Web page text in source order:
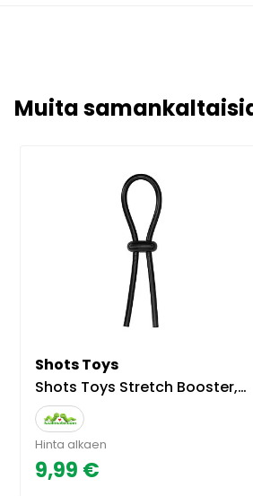
Muita
Shots Toys
Shots Toys Stretch Booster, säädettävä penisrengas
Hinta alkaen
9,99 €